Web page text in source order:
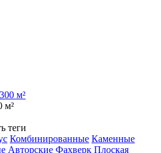
м²
м²
теги
Комбинированные Каменные
Авторские Фахверк Плоская